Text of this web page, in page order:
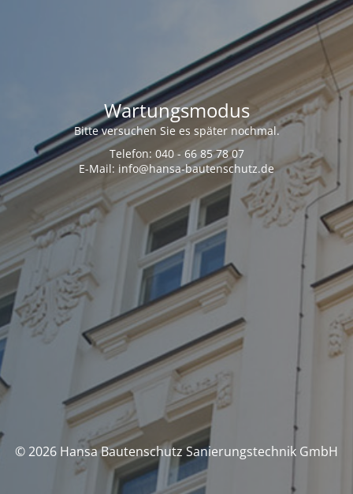
Wartungsmodus
Bitte versuchen Sie es später nochmal.
Telefon: 040 - 66 85 78 07
E-Mail: info@hansa-bautenschutz.de
© 2026 Hansa Bautenschutz Sanierungstechnik GmbH